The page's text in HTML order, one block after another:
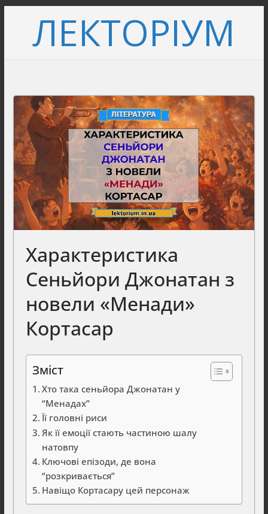
вмістуЛЕКТОРІУМ
Характеристика
Сеньйори Джонатан з
новели «Менади»
Кортасар
Зміст
Хто така сеньйора Джонатан у
“Менадах”
Її головні риси
Як її емоції стають частиною шалу
натовпу
Ключові епізоди, де вона
“розкривається”
Навіщо Кортасару цей персонаж